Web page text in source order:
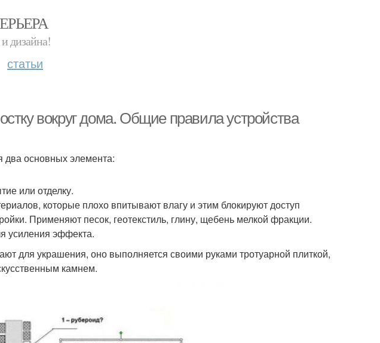
дизайна!
статьи
вокруг дома. Общие правила устройства
два основных элемента:
или отделку.
которые плохо впитывают влагу и этим блокируют доступ
Применяют песок, геотекстиль, глину, щебень мелкой фракции.
усиления эффекта.
для украшения, оно выполняется своими руками тротуарной плиткой,
камнем.